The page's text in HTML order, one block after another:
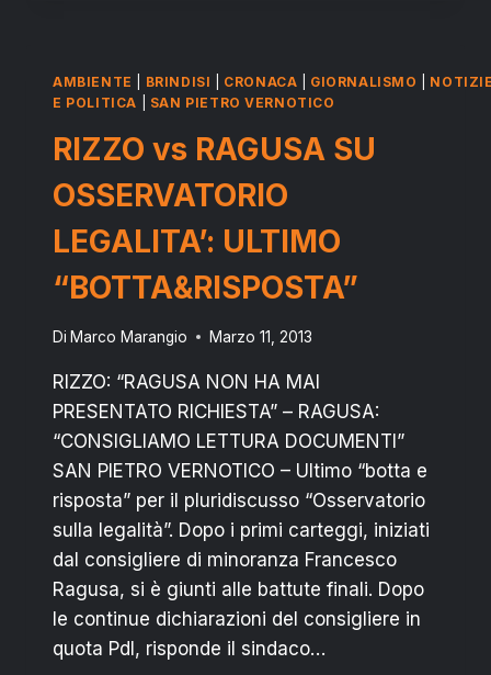
A
RIAPERTURA
DEI
TERMINI
AMBIENTE BRINDISI CRONACA GIORNALISMO
E POLITICA
SAN PIETRO VERNOTICO
RIZZO vs RAGUSA SU
OSSERVATORIO
LEGALITA’: ULTIMO
“BOTTA&RISPOSTA”
Di Marco Marangio Marzo 11, 2013
RIZZO: “RAGUSA NON HA MAI
PRESENTATO RICHIESTA” – RAGUSA:
“CONSIGLIAMO LETTURA DOCUMENTI”
SAN PIETRO VERNOTICO – Ultimo “botta e
risposta” per il pluridiscusso “Osservatorio
sulla legalità”. Dopo i primi carteggi, iniziati
dal consigliere di minoranza Francesco
Ragusa, si è giunti alle battute finali. Dopo
le continue dichiarazioni del consigliere in
quota Pdl, risponde il sindaco…